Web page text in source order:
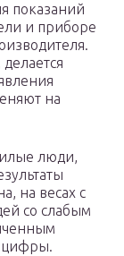
показаний
и приборе
на
люди,
на весах с
со слабым
цифры.